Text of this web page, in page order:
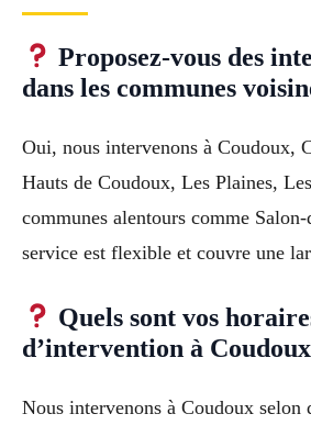
Proposez-vous des
dans les communes
Oui, nous intervenons à Coudoux,
Hauts de Coudoux, Les Plaines,
communes alentours comme
service est flexible et couvre une
Quels sont vos
d’intervention à
Nous intervenons à Coudoux selon